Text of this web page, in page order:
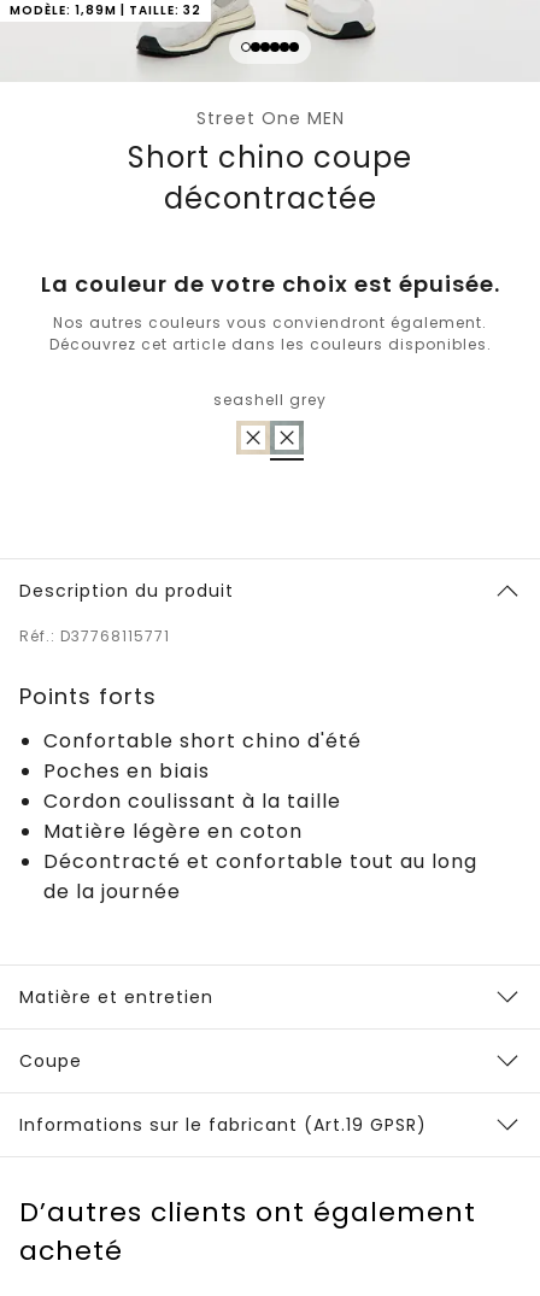
MODÈLE: 1,89M | TAILLE: 32
Street One MEN
Short chino coupe
décontractée
La couleur de votre choix est épuisée.
Nos autres couleurs vous conviendront également.
Découvrez cet article dans les couleurs disponibles.
seashell grey
Description du produit
Réf.: D37768115771
Points forts
Confortable short chino d'été
Poches en biais
Cordon coulissant à la taille
Matière légère en coton
Décontracté et confortable tout au long
de la journée
Matière et entretien
Coupe
Informations sur le fabricant (Art.19 GPSR)
D’autres clients ont également
acheté